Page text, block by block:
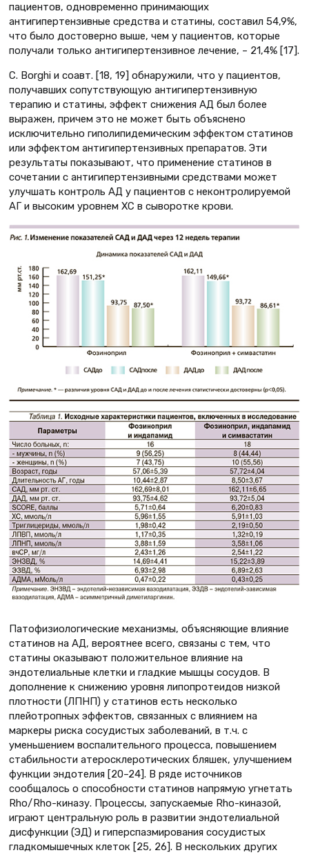
пациентов, одновременно принимающих
антигипертензивные средства и статины, составил 54,9%,
что было достоверно выше, чем у пациентов, которые
получали только антигипертензивное лечение, – 21,4% [17].
С. Borghi и соавт. [18, 19] обнаружили, что у пациентов,
получавших сопутствующую антигипертензивную
терапию и статины, эффект снижения АД был более
выражен, причем это не может быть объяснено
исключительно гиполипидемическим эффектом статинов
или эффектом антигипертензивных препаратов. Эти
результаты показывают, что применение статинов в
сочетании с антигипертензивными средствами может
улучшать контроль АД у пациентов с неконтролируемой
АГ и высоким уровнем ХС в сыворотке крови.
Патофизиологические механизмы, объясняющие влияние
статинов на АД, вероятнее всего, связаны с тем, что
статины оказывают положительное влияние на
эндотелиальные клетки и гладкие мышцы сосудов. В
дополнение к снижению уровня липопротеидов низкой
плотности (ЛПНП) у статинов есть несколько
плейотропных эффектов, связанных с влиянием на
маркеры риска сосудистых заболеваний, в т.ч. с
уменьшением воспалительного процесса, повышением
стабильности атеросклеротических бляшек, улучшением
функции эндотелия [20–24]. В ряде источников
сообщалось о способности статинов напрямую угнетать
Rho/Rho-киназу. Процессы, запускаемые Rho-киназой,
играют центральную роль в развитии эндотелиальной
дисфункции (ЭД) и гиперспазмирования сосудистых
гладкомышечных клеток [25, 26]. В нескольких других